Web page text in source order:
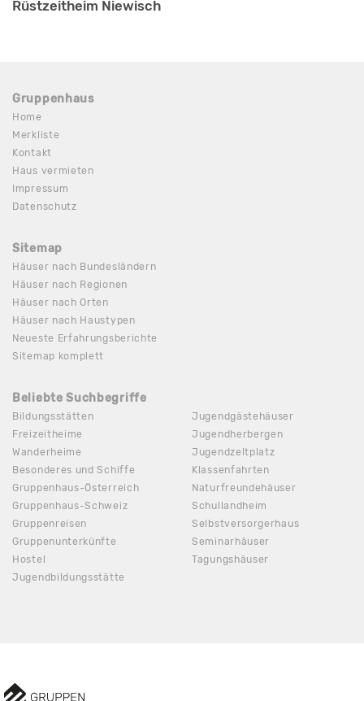
Rüstzeitheim Niewisch
Gruppenhaus
Home
Merkliste
Kontakt
Haus vermieten
Impressum
Datenschutz
Sitemap
Häuser nach Bundesländern
Häuser nach Regionen
Häuser nach Orten
Häuser nach Haustypen
Neueste Erfahrungsberichte
Sitemap komplett
Beliebte Suchbegriffe
Bildungsstätten
Freizeitheime
Wanderheime
Besonderes und Schiffe
Gruppenhaus-Österreich
Gruppenhaus-Schweiz
Gruppenreisen
Gruppenunterkünfte
Hostel
Jugendbildungsstätte
Jugendgästehäuser
Jugendherbergen
Jugendzeltplatz
Klassenfahrten
Naturfreundehäuser
Schullandheim
Selbstversorgerhaus
Seminarhäuser
Tagungshäuser